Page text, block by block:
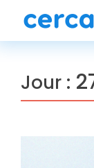
Jour :